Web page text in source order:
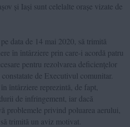
și Iași sunt celelalte orașe vizate de
data de 14 mai 2020, să trimită
în întârziere prin care-i acordă patru
pentru rezolvarea deficienţelor
de Executivul comunitar.
întârziere reprezintă, de fapt,
de infringement, iar dacă
problemele privind poluarea aerului,
trimită un aviz motivat.